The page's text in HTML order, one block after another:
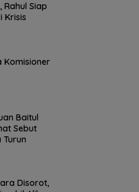
Rahul Siap
Krisis
Komisioner
Baitul
Sebut
Turun
Disorot,